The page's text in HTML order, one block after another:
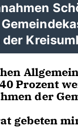
Prozent
der
gebeten